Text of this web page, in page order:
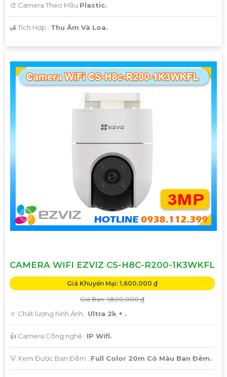
🎨 Camera Theo Mẫu Plastic.
️🛃 Tích Hợp : Thu Âm Và Loa.
CAMERA WIFI EZVIZ CS-H8C-R200-1K3WKFL
Giá Khuyến Mại: 1,600,000 ₫
Giá Bán: 1,800,000 ₫
🔆 Chất lượng hình Ảnh : Ultra 2k + .
👍 Camera Công nghệ : IP Wifi.
💡 Xem Được Ban Đêm : Full Color 20m Có Màu Ban Ðêm.